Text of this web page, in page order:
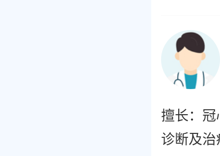
擅长：
诊断及